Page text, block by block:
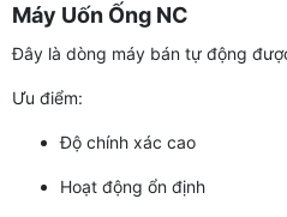
Máy Uốn Ống NC
Đây là dòng máy bán tự động
Ưu điểm:
Độ chính xác cao
Hoạt động ổn định